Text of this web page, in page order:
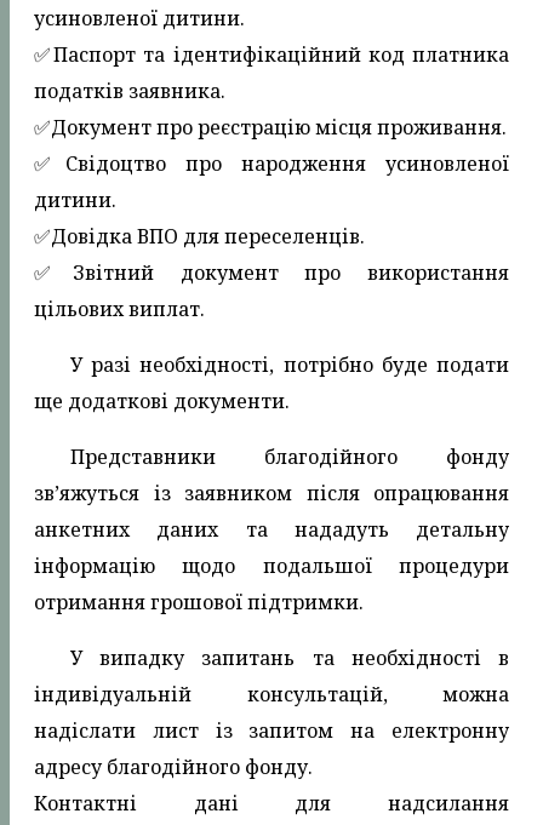
усиновленої дитини.
✅️Паспорт та ідентифікаційний код платника
податків заявника.
✅️Документ про реєстрацію місця проживання.
✅️Свідоцтво про народження усиновленої
дитини.
✅️Довідка ВПО для переселенців.
✅️Звітний документ про використання
цільових виплат.
У разі необхідності, потрібно буде подати
ще додаткові документи.
Представники благодійного фонду
зв’яжуться із заявником після опрацювання
анкетних даних та нададуть детальну
інформацію щодо подальшої процедури
отримання грошової підтримки.
У випадку запитань та необхідності в
індивідуальній консультацій, можна
надіслати лист із запитом на електронну
адресу благодійного фонду.
Контактні дані для надсилання